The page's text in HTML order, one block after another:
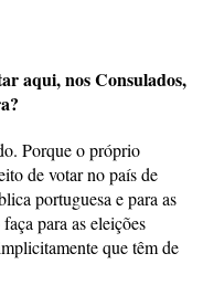
aqui, nos Consulados,
Porque o próprio
de votar no país de
portuguesa e para as
para as eleições
que têm de